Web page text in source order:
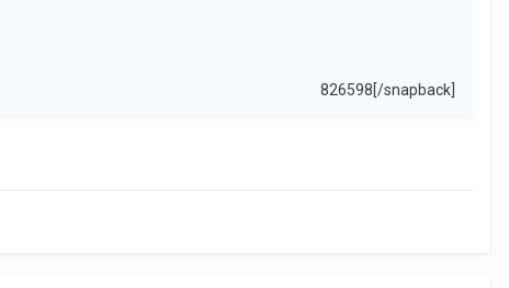
826598[/snapback]